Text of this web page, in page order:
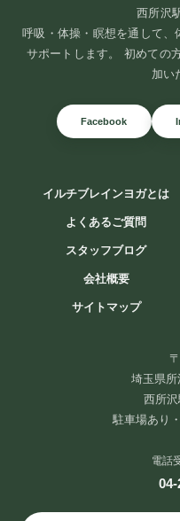
西所沢
呼吸・体操・瞑想を通して
サポートします。 初めての
加い
Facebook
イルチブレインヨガとは
よくあるご質問
スタッフブログ
会社概要
サイトマップ
埼玉県所
西所
駐車場あり
電話
04-
2026年8月4日 ブログ
チャクラが分かると、
「なんとなく疲れる」 「や
#チャクラ#本当
ア #マインドフルネス#自分磨き